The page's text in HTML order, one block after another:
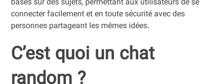
basés sur des sujets, permettant aux utilisateurs de se
connecter facilement et en toute sécurité avec des
personnes partageant les mêmes idées.
C’est quoi un chat